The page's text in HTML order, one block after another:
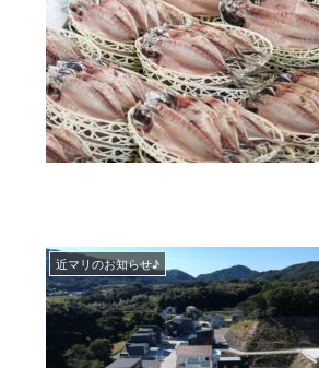
近マリのお知らせ♪